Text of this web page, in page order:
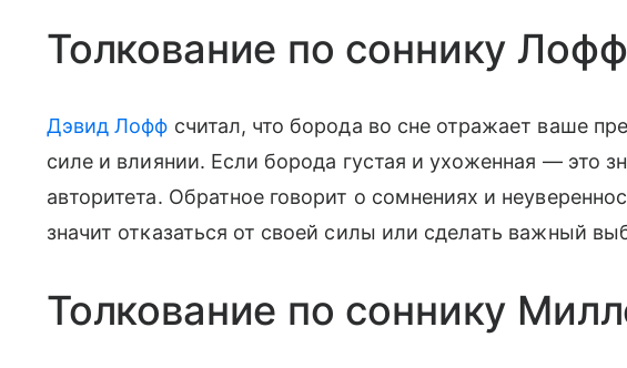
Толкование по соннику
Дэвид Лофф считал, что борода во сне отражает ваше
силе и влиянии. Если борода густая и ухоженная — это
авторитета. Обратное говорит о сомнениях и
значит отказаться от своей силы или сделать важный
Толкование по соннику